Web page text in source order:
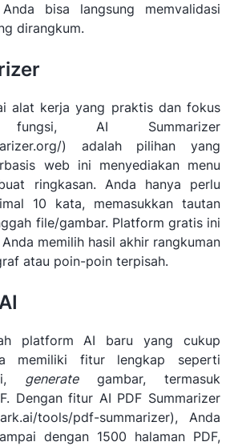
bisa langsung memvalidasi
dirangkum.
alat kerja yang praktis dan fokus
AI Summarizer
) adalah pilihan yang
web ini menyediakan menu
ringkasan. Anda hanya perlu
10 kata, memasukkan tautan
file/gambar. Platform gratis ini
memilih hasil akhir rangkuman
atau poin-poin terpisah.
platform AI baru yang cukup
memiliki fitur lengkap seperti
generategambar, termasuk
Dengan fitur AI PDF Summarizer
tools/pdf-summarizer), Anda
dengan 1500 halaman PDF,